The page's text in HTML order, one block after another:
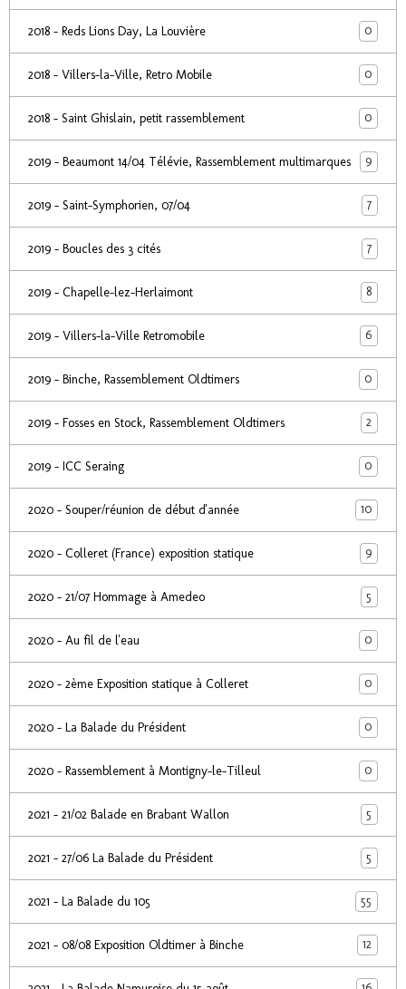
2018 - Reds Lions Day, La Louvière 0
2018 - Villers-la-Ville, Retro Mobile 0
2018 - Saint Ghislain, petit rassemblement 0
2019 - Beaumont 14/04 Télévie, Rassemblement multimarques 9
2019 - Saint-Symphorien, 07/04 7
2019 - Boucles des 3 cités 7
2019 - Chapelle-lez-Herlaimont 8
2019 - Villers-la-Ville Retromobile 6
2019 - Binche, Rassemblement Oldtimers 0
2019 - Fosses en Stock, Rassemblement Oldtimers 2
2019 - ICC Seraing 0
2020 - Souper/réunion de début d'année 10
2020 - Colleret (France) exposition statique 9
2020 - 21/07 Hommage à Amedeo 5
2020 - Au fil de l'eau 0
2020 - 2ème Exposition statique à Colleret 0
2020 - La Balade du Président 0
2020 - Rassemblement à Montigny-le-Tilleul 0
2021 - 21/02 Balade en Brabant Wallon 5
2021 - 27/06 La Balade du Président 5
2021 - La Balade du 105 55
2021 - 08/08 Exposition Oldtimer à Binche 12